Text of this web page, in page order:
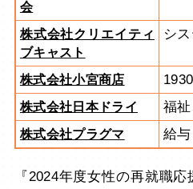
会
株式会社クリエイティ
ブキャスト
シ
株式会社小宮商店
株式会社日本ドライ 福
株式会社プラグマ 給
『2024年度女性の再就職